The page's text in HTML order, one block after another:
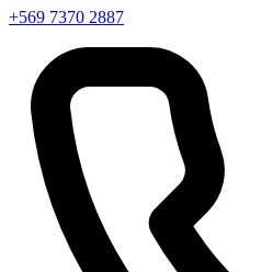
+569 7370 2887